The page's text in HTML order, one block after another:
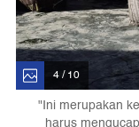
4 / 10
"Ini merupakan
harus